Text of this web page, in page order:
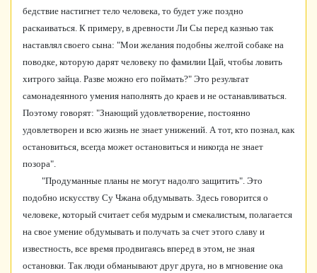
бедствие настигнет тело человека, то будет уже поздно
раскаиваться. К примеру, в древности Ли Сы перед казнью так
наставлял своего сына: "Мои желания подобны желтой собаке на
поводке, которую дарят человеку по фамилии Цай, чтобы ловить
хитрого зайца. Разве можно его поймать?" Это результат
самонадеянного умения наполнять до краев и не останавливаться.
Поэтому говорят: "Знающий удовлетворение, постоянно
удовлетворен и всю жизнь не знает унижений. А тот, кто познал, как
остановиться, всегда может остановиться и никогда не знает
позора".
"Продуманные планы не могут надолго защитить". Это
подобно искусству Су Чжана обдумывать. Здесь говорится о
человеке, который считает себя мудрым и смекалистым, полагается
на свое умение обдумывать и получать за счет этого славу и
известность, все время продвигаясь вперед в этом, не зная
остановки. Так люди обманывают друг друга, но в мгновение ока